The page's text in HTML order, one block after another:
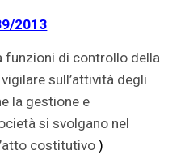
2013
funzioni di controllo della
sull’attività degli
la gestione e
si svolgano nel
costitutivo)